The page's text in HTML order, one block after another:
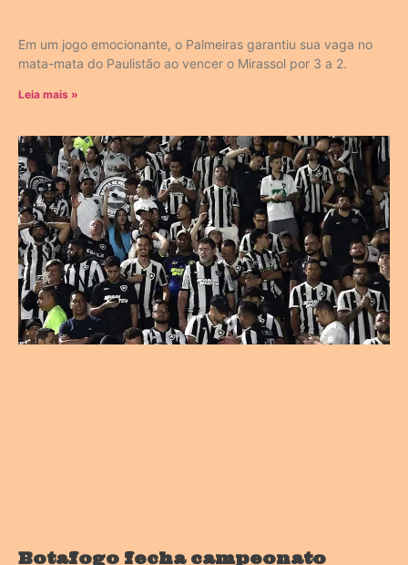
Em um jogo emocionante, o Palmeiras garantiu sua vaga no
mata-mata do Paulistão ao vencer o Mirassol por 3 a 2.
Leia mais »
Botafogo fecha campeonato